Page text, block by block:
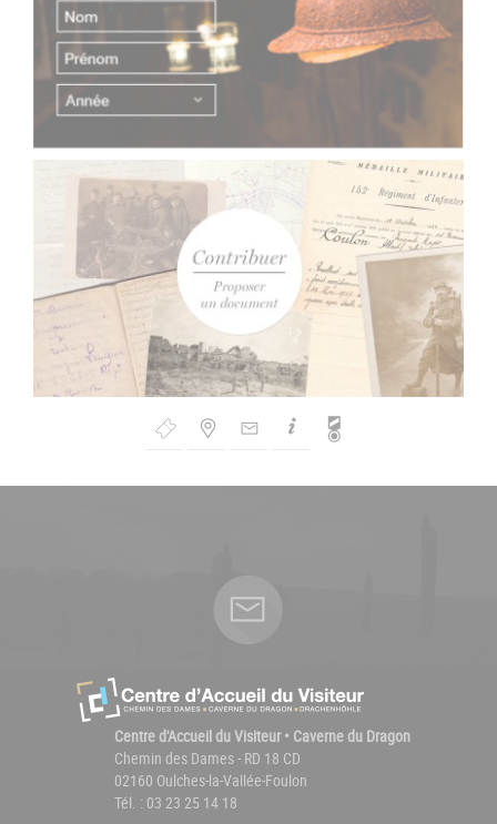
de
Centre d'Accueil du Visiteur • Caverne du Dragon
Chemin des Dames - RD 18 CD
02160 Oulches-la-Vallée-Foulon
Tél. : 03 23 25 14 18